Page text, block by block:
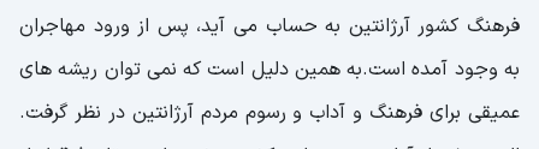
فرهنگ کشور آرژانتین به حساب می آید، پس از ورود مهاجران
به وجود آمده است.به همین دلیل است که نمی توان ریشه های
عمیقی برای فرهنگ و آداب و رسوم مردم آرژانتین در نظر گرفت.